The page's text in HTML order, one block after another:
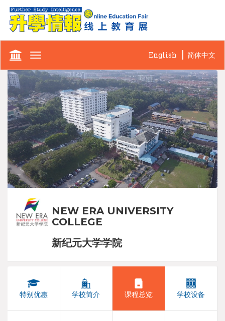
Toggle
English 简体中文
NEW ERA UNIVERSITY
COLLEGE
新纪元大学学院
特别优惠 学校简介 课程总览 学校设备